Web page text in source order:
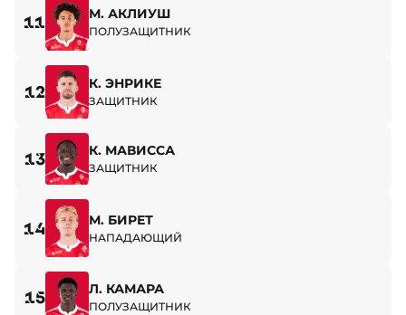
11 М. АКЛИУШ
ПОЛУЗАЩИТНИК
12 К. ЭНРИКЕ
ЗАЩИТНИК
13 К. МАВИССА
ЗАЩИТНИК
14 М. БИРЕТ
НАПАДАЮЩИЙ
15 Л. КАМАРА
ПОЛУЗАЩИТНИК